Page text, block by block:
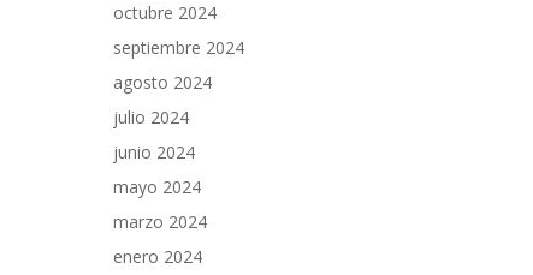
octubre 2024
septiembre 2024
agosto 2024
julio 2024
junio 2024
mayo 2024
marzo 2024
enero 2024